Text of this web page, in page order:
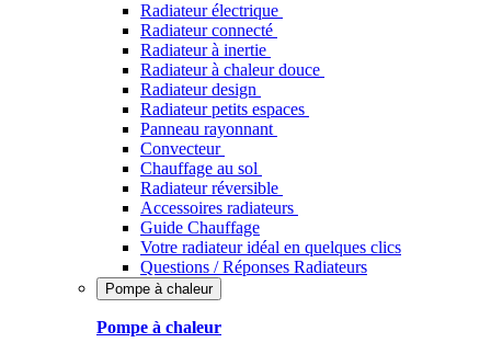
Radiateur électrique
Radiateur connecté
Radiateur à inertie
Radiateur à chaleur douce
Radiateur design
Radiateur petits espaces
Panneau rayonnant
Convecteur
Chauffage au sol
Radiateur réversible
Accessoires radiateurs
Guide Chauffage
Votre radiateur idéal en quelques clics
Questions / Réponses Radiateurs
Pompe à chaleur
Pompe à chaleur